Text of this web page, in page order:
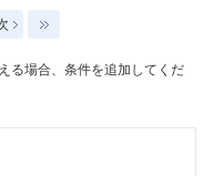
る場合、条件を追加してくだ